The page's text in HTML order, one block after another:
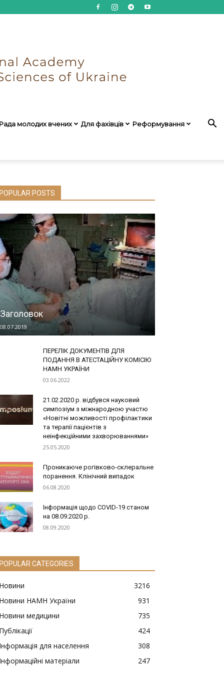
Рада молодих вчених Для фахівців Реформування
POPULAR POSTS
Заголовок
08.07.2019
ПЕРЕЛІК ДОКУМЕНТІВ ДЛЯ
ПОДАННЯ В АТЕСТАЦІЙНУ КОМІСІЮ
НАМН УКРАЇНИ
03.06.2022
21.02.2020 р. відбувся науковий
симпозіум з міжнародною участю
«Новітні можливості профілактики
та терапії пацієнтів з
неінфекційними захворюваннями»
25.05.2020
Проникаюче рогівково-склеральне
поранення. Клінічний випадок
06.08.2020
Інформація щодо COVID-19 станом
на 08.09.2020 р.
08.09.2020
POPULAR CATEGORIES
Новини
3216
Новини НАМН України
931
Новини медицини
735
Публікації
424
Інформація для населення
308
Інформаційні матеріали
247